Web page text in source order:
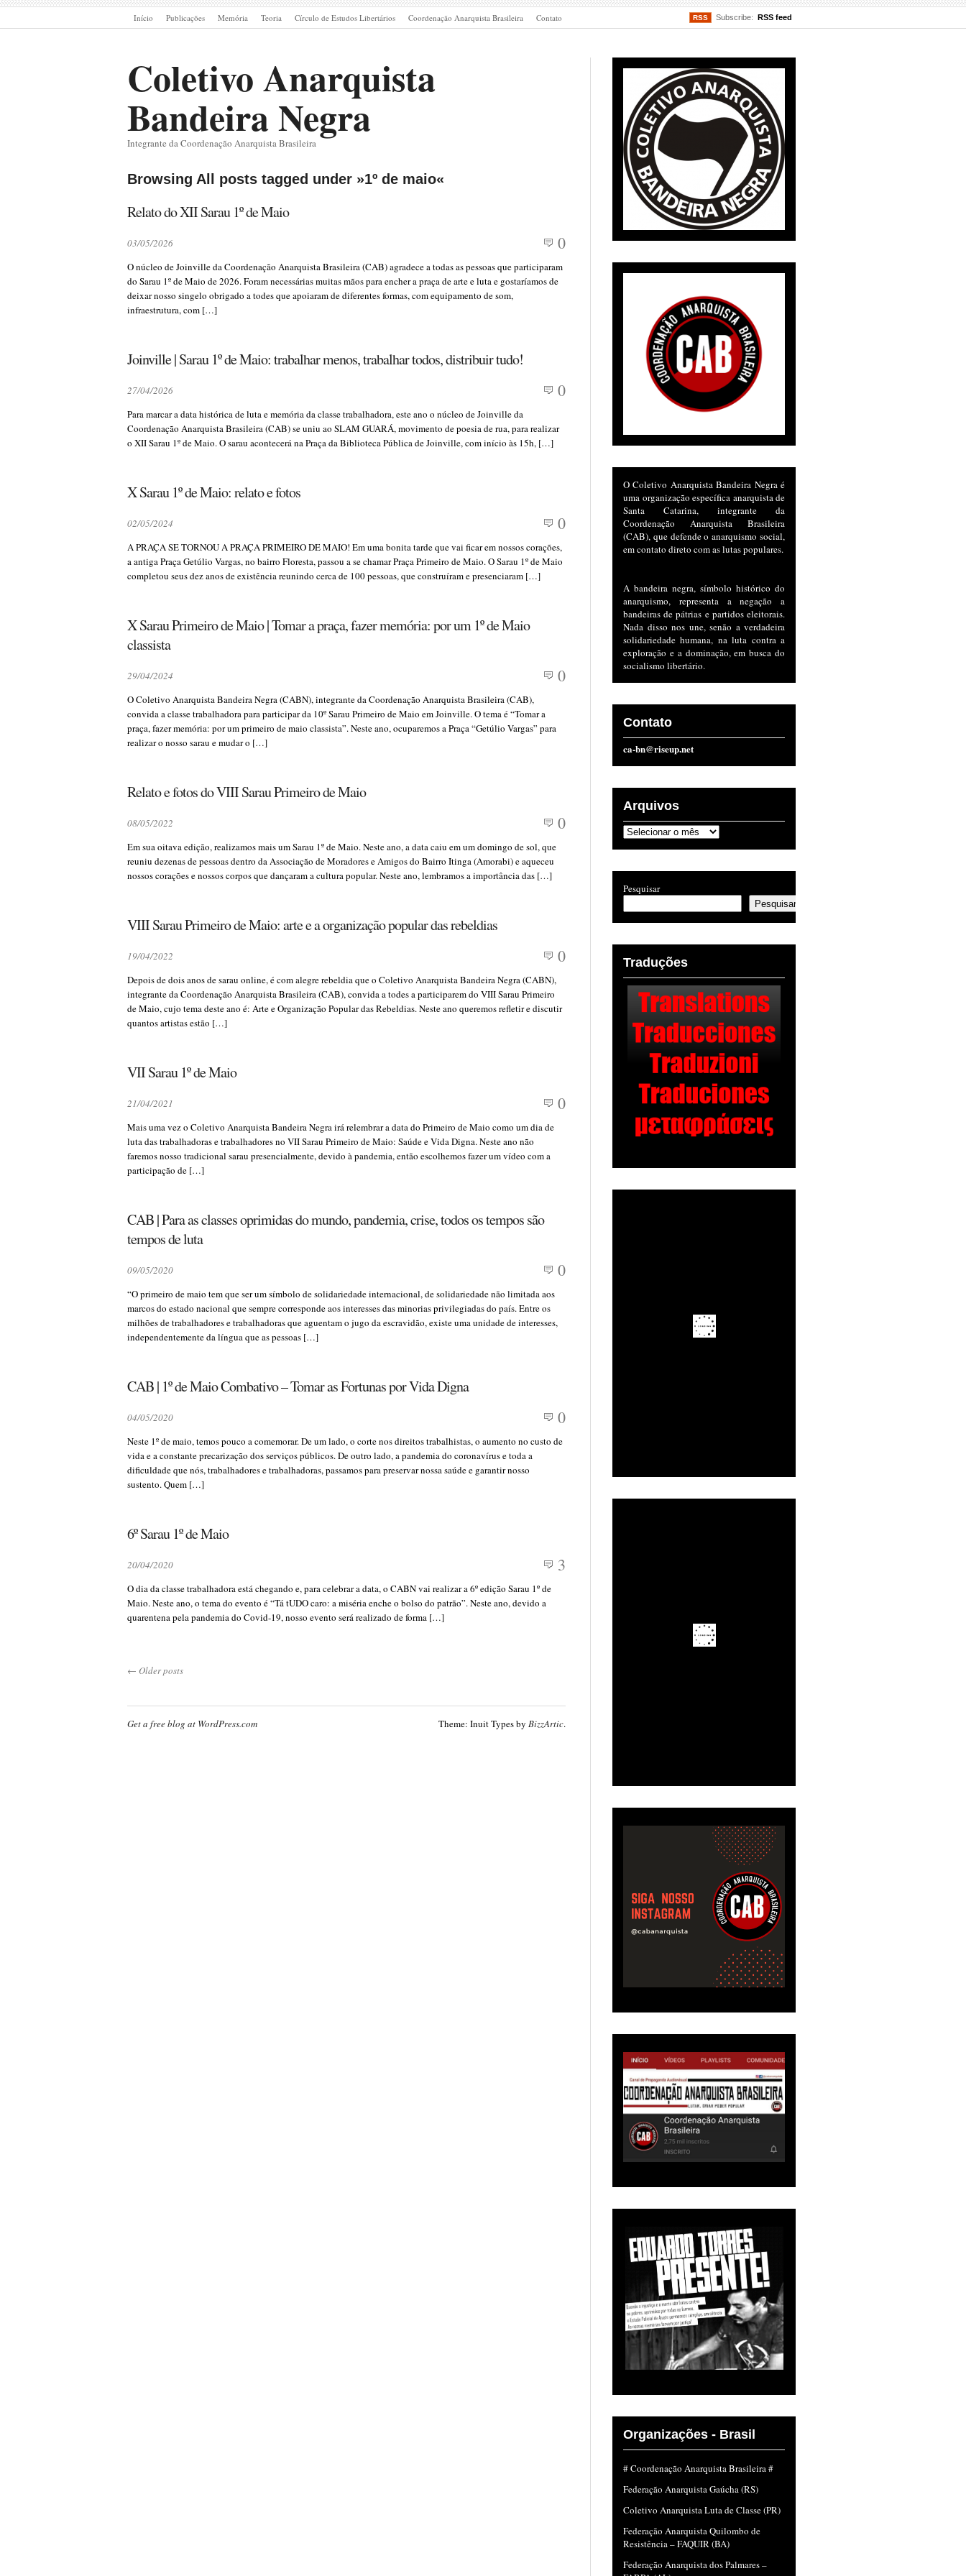
Início Publicações Memória Teoria Círculo de Estudos Libertários Coordenação Anarquista Brasileira Contato RSS Subscribe: RSS feed
Coletivo Anarquista
Bandeira Negra
Integrante da Coordenação Anarquista Brasileira
Browsing All posts tagged under »1º de maio«
Relato do XII Sarau 1º de Maio
03/05/2026 0
O núcleo de Joinville da Coordenação Anarquista Brasileira (CAB) agradece a todas as pessoas que participaram
do Sarau 1º de Maio de 2026. Foram necessárias muitas mãos para encher a praça de arte e luta e gostaríamos de
deixar nosso singelo obrigado a todes que apoiaram de diferentes formas, com equipamento de som,
infraestrutura, com […]
Joinville | Sarau 1º de Maio: trabalhar menos, trabalhar todos, distribuir tudo!
27/04/2026 0
Para marcar a data histórica de luta e memória da classe trabalhadora, este ano o núcleo de Joinville da
Coordenação Anarquista Brasileira (CAB) se uniu ao SLAM GUARÁ, movimento de poesia de rua, para realizar
o XII Sarau 1º de Maio. O sarau acontecerá na Praça da Biblioteca Pública de Joinville, com início às 15h, […]
X Sarau 1º de Maio: relato e fotos
02/05/2024 0
A PRAÇA SE TORNOU A PRAÇA PRIMEIRO DE MAIO! Em uma bonita tarde que vai ficar em nossos corações,
a antiga Praça Getúlio Vargas, no bairro Floresta, passou a se chamar Praça Primeiro de Maio. O Sarau 1º de Maio
completou seus dez anos de existência reunindo cerca de 100 pessoas, que construíram e presenciaram […]
X Sarau Primeiro de Maio | Tomar a praça, fazer memória: por um 1º de Maio
classista
29/04/2024 0
O Coletivo Anarquista Bandeira Negra (CABN), integrante da Coordenação Anarquista Brasileira (CAB),
convida a classe trabalhadora para participar da 10º Sarau Primeiro de Maio em Joinville. O tema é “Tomar a
praça, fazer memória: por um primeiro de maio classista”. Neste ano, ocuparemos a Praça “Getúlio Vargas” para
realizar o nosso sarau e mudar o […]
Relato e fotos do VIII Sarau Primeiro de Maio
08/05/2022 0
Em sua oitava edição, realizamos mais um Sarau 1º de Maio. Neste ano, a data caiu em um domingo de sol, que
reuniu dezenas de pessoas dentro da Associação de Moradores e Amigos do Bairro Itinga (Amorabi) e aqueceu
nossos corações e nossos corpos que dançaram a cultura popular. Neste ano, lembramos a importância das […]
VIII Sarau Primeiro de Maio: arte e a organização popular das rebeldias
19/04/2022 0
Depois de dois anos de sarau online, é com alegre rebeldia que o Coletivo Anarquista Bandeira Negra (CABN),
integrante da Coordenação Anarquista Brasileira (CAB), convida a todes a participarem do VIII Sarau Primeiro
de Maio, cujo tema deste ano é: Arte e Organização Popular das Rebeldias. Neste ano queremos refletir e discutir
quantos artistas estão […]
VII Sarau 1º de Maio
21/04/2021 0
Mais uma vez o Coletivo Anarquista Bandeira Negra irá relembrar a data do Primeiro de Maio como um dia de
luta das trabalhadoras e trabalhadores no VII Sarau Primeiro de Maio: Saúde e Vida Digna. Neste ano não
faremos nosso tradicional sarau presencialmente, devido à pandemia, então escolhemos fazer um vídeo com a
participação de […]
CAB | Para as classes oprimidas do mundo, pandemia, crise, todos os tempos são
tempos de luta
09/05/2020 0
“O primeiro de maio tem que ser um símbolo de solidariedade internacional, de solidariedade não limitada aos
marcos do estado nacional que sempre corresponde aos interesses das minorias privilegiadas do país. Entre os
milhões de trabalhadores e trabalhadoras que aguentam o jugo da escravidão, existe uma unidade de interesses,
independentemente da língua que as pessoas […]
CAB | 1º de Maio Combativo – Tomar as Fortunas por Vida Digna
04/05/2020 0
Neste 1º de maio, temos pouco a comemorar. De um lado, o corte nos direitos trabalhistas, o aumento no custo de
vida e a constante precarização dos serviços públicos. De outro lado, a pandemia do coronavírus e toda a
dificuldade que nós, trabalhadores e trabalhadoras, passamos para preservar nossa saúde e garantir nosso
sustento. Quem […]
6º Sarau 1º de Maio
20/04/2020 3
O dia da classe trabalhadora está chegando e, para celebrar a data, o CABN vai realizar a 6º edição Sarau 1º de
Maio. Neste ano, o tema do evento é “Tá tUDO caro: a miséria enche o bolso do patrão”. Neste ano, devido a
quarentena pela pandemia do Covid-19, nosso evento será realizado de forma […]
← Older posts
O Coletivo Anarquista Bandeira Negra é
uma organização específica anarquista de
Santa Catarina, integrante da
Coordenação Anarquista Brasileira
(CAB), que defende o anarquismo social,
em contato direto com as lutas populares.
A bandeira negra, símbolo histórico do
anarquismo, representa a negação a
bandeiras de pátrias e partidos eleitorais.
Nada disso nos une, senão a verdadeira
solidariedade humana, na luta contra a
exploração e a dominação, em busca do
socialismo libertário.
Contato
ca-bn@riseup.net
Arquivos
Arquivos
Pesquisar
Pesquisar
Traduções
Organizações - Brasil
# Coordenação Anarquista Brasileira #
Federação Anarquista Gaúcha (RS)
Coletivo Anarquista Luta de Classe (PR)
Federação Anarquista Quilombo de
Resistência – FAQUIR (BA)
Federação Anarquista dos Palmares –
Get a free blog at WordPress.com Theme: Inuit Types by BizzArtic.